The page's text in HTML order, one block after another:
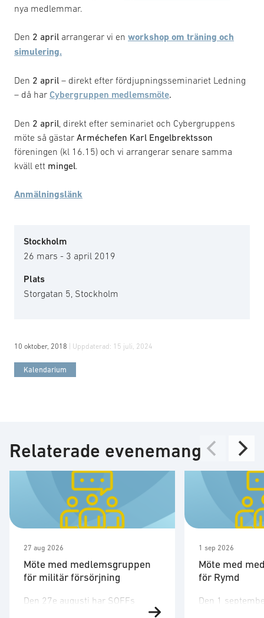
nya medlemmar.
Den 2 april arrangerar vi en workshop om träning och
simulering.
Den 2 april – direkt efter fördjupningsseminariet Ledning
– då har Cybergruppen medlemsmöte.
Den 2 april , direkt efter seminariet och Cybergruppens
möte så gästar Arméchefen Karl Engelbrektsson
föreningen (kl 16.15) och vi arrangerar senare samma
kväll ett mingel.
Anmälningslänk
Stockholm
26 mars - 3 april 2019
Plats
Storgatan 5, Stockholm
10 oktober, 2018 | Uppdaterad: 15 juli, 2024
Kalendarium
Relaterade evenemang
27 aug 2026
Möte med medlemsgruppen
för militär försörjning
Den 27e augusti har SOFFs
1 sep 2026
Möte med
för Rymd
Den 1